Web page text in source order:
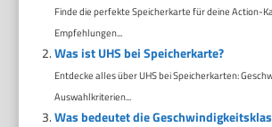
Finde die perfekte Speicherkarte für deine Action-
Empfehlungen...
Was ist UHS bei Speicherkarte?
Entdecke alles über UHS bei Speicherkarten:
Auswahlkriterien...
Was bedeutet die